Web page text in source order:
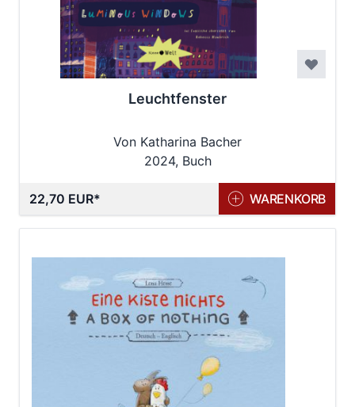
Leuchtfenster
Von Katharina Bacher
2024, Buch
22,70 EUR WARENKORB